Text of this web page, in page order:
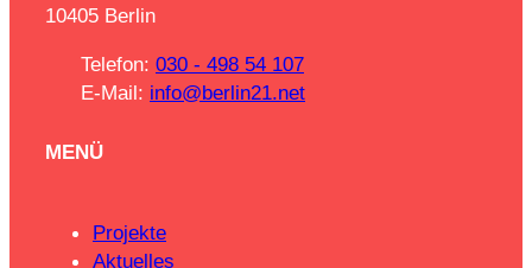
10405 Berlin
Telefon: 030 - 498 54 107
E-Mail: info@berlin21.net
MENÜ
Projekte
Aktuelles